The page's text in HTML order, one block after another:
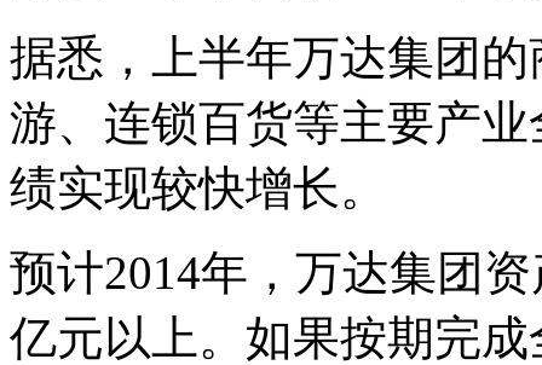
据悉，上半年万达集团
游、连锁百货等主要产
绩实现较快增长。
预计2014年，万达集团
亿元以上。如果按期完